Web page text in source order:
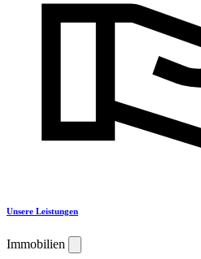
Unsere Leistungen
Immobilien